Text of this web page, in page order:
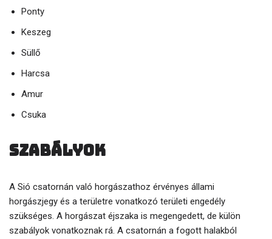
Ponty
Keszeg
Süllő
Harcsa
Amur
Csuka
Szabályok
A Sió csatornán való horgászathoz érvényes állami
horgászjegy és a területre vonatkozó területi engedély
szükséges. A horgászat éjszaka is megengedett, de külön
szabályok vonatkoznak rá. A csatornán a fogott halakból